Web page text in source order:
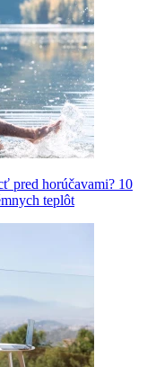
pred horúčavami? 10
teplôt